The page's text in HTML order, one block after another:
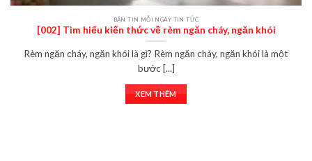
BẢN TIN MỖI NGÀY TIN TỨC
[002] Tìm hiểu kiến thức về rèm ngăn cháy, ngăn khói
Rèm ngăn cháy, ngăn khói là gì? Rèm ngăn cháy, ngăn khói là một
bước [...]
XEM THÊM